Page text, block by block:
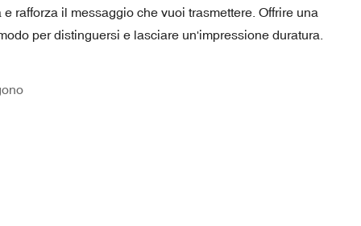
rafforza il messaggio che vuoi trasmettere. Offrire una
per distinguersi e lasciare un'impressione duratura.